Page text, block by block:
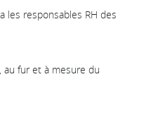
les responsables RH des
au fur et à mesure du